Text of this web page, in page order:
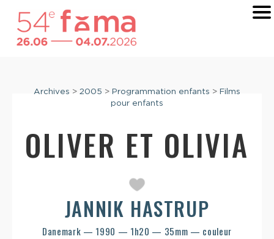
Archives > 2005 > Programmation enfants > Films
pour enfants
OLIVER ET OLIVIA
JANNIK HASTRUP
Danemark — 1990 — 1h20 — 35mm — couleur